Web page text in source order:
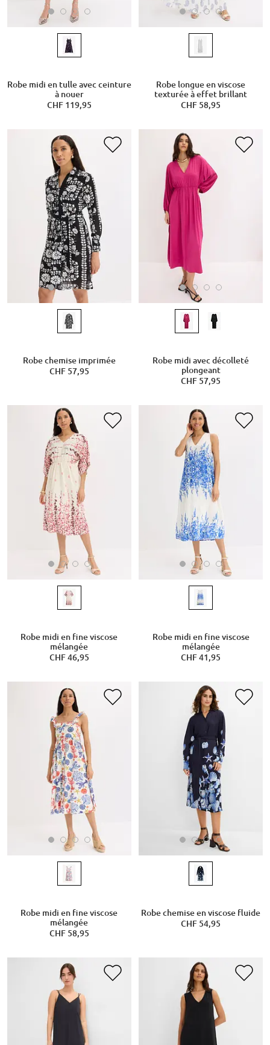
Robe midi en tulle avec ceinture
à nouer
CHF 119,95
Robe longue en viscose
texturée à effet brillant
CHF 58,95
Robe chemise imprimée
CHF 57,95
Robe midi avec décolleté
plongeant
CHF 57,95
Robe midi en fine viscose
mélangée
CHF 46,95
Robe midi en fine viscose
mélangée
CHF 41,95
Robe midi en fine viscose
mélangée
CHF 58,95
Robe chemise en viscose fluide
CHF 54,95